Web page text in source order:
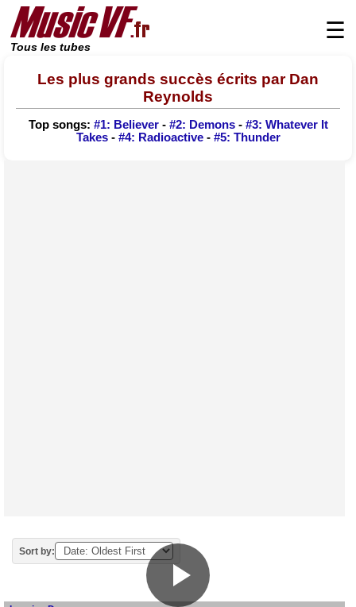
Tous les tubes
☰
Les plus grands succès écrits par Dan
Reynolds
Top songs: #1: Believer- #2: Demons- #3: Whatever It
Takes- #4: Radioactive- #5: Thunder
Sort by: